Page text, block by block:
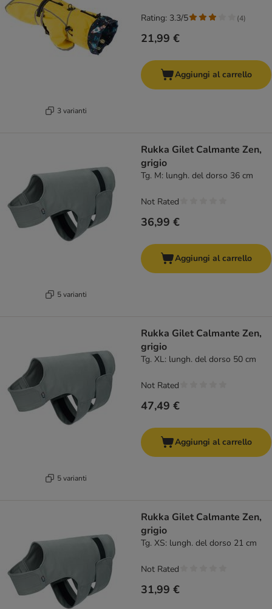
3 varianti
21,99 €
Rating: 3.3/5 (4)
Aggiungi al carrello
5 varianti
Rukka Gilet Calmante Zen,
grigio
Tg. M: lungh. del dorso 36 cm
36,99 €
Not Rated
Aggiungi al carrello
5 varianti
Rukka Gilet Calmante Zen,
grigio
Tg. XL: lungh. del dorso 50 cm
47,49 €
Not Rated
Aggiungi al carrello
Rukka Gilet Calmante Zen,
grigio
Tg. XS: lungh. del dorso 21 cm
31,99 €
Not Rated